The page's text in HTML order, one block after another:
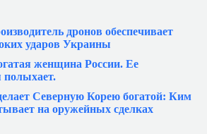
дронов обеспечивает
ударов Украины
женщина России. Ее
полыхает.
Северную Корею богатой: Ким
на оружейных сделках